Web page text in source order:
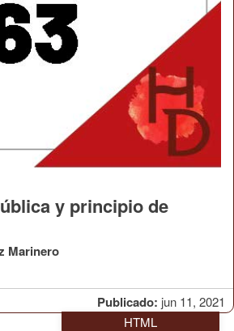
Publicado: jun 11, 2021
y principio de
Marinero
HTML